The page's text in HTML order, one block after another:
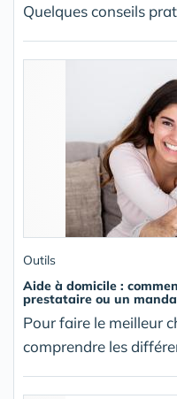
Quelques conseils
Outils
Aide à domicile :
prestataire ou un
Pour faire le meilleur
comprendre les